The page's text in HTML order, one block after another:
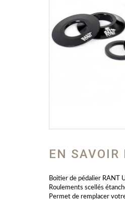
EN SAVOIR
Boitier de pédalier RANT
Roulements scellés
Permet de remplacer